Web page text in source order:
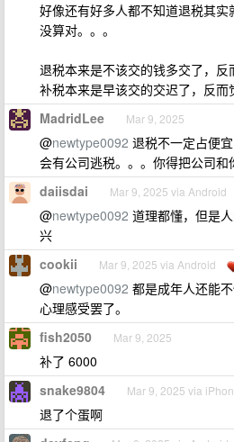
好像还有好多人都不知道退税其
没算对。。。
退税本来是不该交的钱多交了，反
补税本来是早该交的交迟了，反而
MadridLee Mar 9, 2025
@newtype0092 退税不一定占便
会有公司逃税。。。你得把公司和
daiisdai Mar 9, 2025 via Android
@newtype0092 道理都懂，但是
兴
cookii Mar 9, 2025 via Android
@newtype0092 都是成年人还能
心理感受罢了。
fish2050 Mar 9, 2025
补了 6000
snake9804 Mar 9, 2025 via
退了个蛋啊